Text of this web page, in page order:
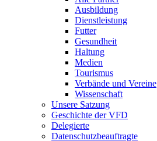
Ausbildung
Dienstleistung
Futter
Gesundheit
Haltung
Medien
Tourismus
Verbände und Vereine
Wissenschaft
Unsere Satzung
Geschichte der VFD
Delegierte
Datenschutzbeauftragte